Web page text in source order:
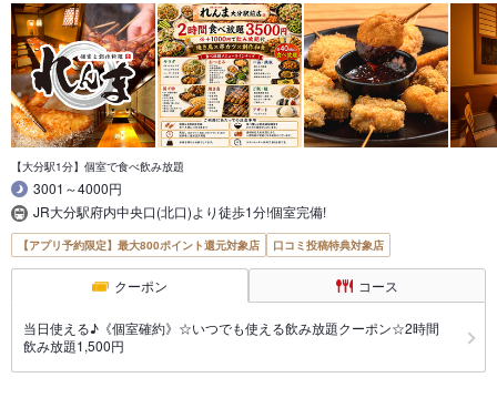
【大分駅1分】個室で食べ飲み放題
3001～4000円
JR大分駅府内中央口(北口)より徒歩1分!個室完備!
【アプリ予約限定】最大800ポイント還元対象店 口コミ投稿特典対象店
クーポン コース
当日使える♪《個室確約》☆いつでも使える飲み放題クーポン☆2時間
飲み放題1,500円